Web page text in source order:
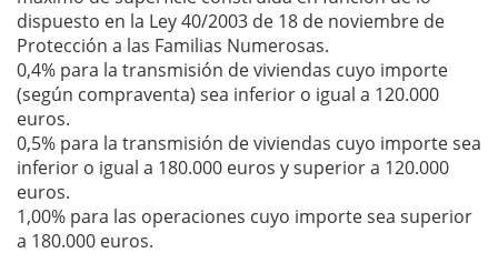
dispuesto en la Ley 40/2003 de 18 de noviembre de
Protección a las Familias Numerosas.
0,4% para la transmisión de viviendas cuyo importe
(según compraventa) sea inferior o igual a 120.000
euros.
0,5% para la transmisión de viviendas cuyo importe sea
inferior o igual a 180.000 euros y superior a 120.000
euros.
1,00% para las operaciones cuyo importe sea superior
a 180.000 euros.